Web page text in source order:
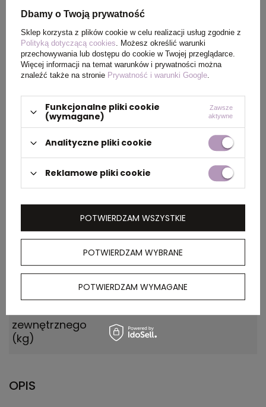
Kraj
pochodzenia
China
Rozmiar 20 x 530 mm
PAKOWANIE
Wymiary
kartonu
(m)
0.370x0.270x0.290
Ilość szt. w
wewnętrznym
50
Waga
kartonu
zewnętrznego
(kg)
9.500
OPIS
Dbamy o Twoją prywatność
Sklep korzysta z plików cookie w celu realizacji usług zgodnie z
Polityką dotyczącą cookies. Możesz określić warunki
przechowywania lub dostępu do cookie w Twojej przeglądarce.
Więcej informacji na temat warunków i prywatności można
znaleźć także na stronie Prywatność i warunki Google.
Funkcjonalne pliki cookie
(wymagane)
Zawsze
aktywne
Analityczne pliki cookie
Reklamowe pliki cookie
POTWIERDZAM WYBRANE
POTWIERDZAM WYMAGANE
POTWIERDZAM WSZYSTKIE